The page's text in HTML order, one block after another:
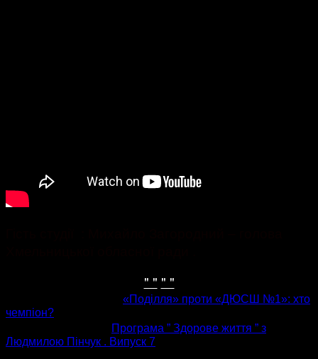
" " " "
«Поділля» проти «ДЮСШ №1»: хто
чемпіон?
Програма ” Здорове життя ” з
Людмилою Пінчук . Випуск 7